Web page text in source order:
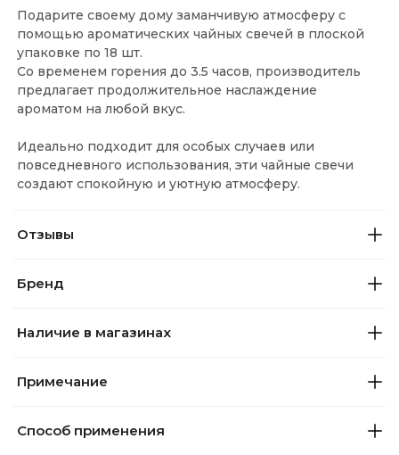
Подарите своему дому заманчивую атмосферу с
помощью ароматических чайных свечей в плоской
упаковке по 18 шт.
Со временем горения до 3.5 часов, производитель
предлагает продолжительное наслаждение
ароматом на любой вкус.
Идеально подходит для особых случаев или
повседневного использования, эти чайные свечи
создают спокойную и уютную атмосферу.
Отзывы
Бренд
Наличие в магазинах
Примечание
Способ применения